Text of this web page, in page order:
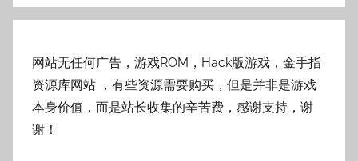
网站无任何广告，游戏ROM，Hack版游戏，金手指
资源库网站 ，有些资源需要购买，但是并非是游戏
本身价值，而是站长收集的辛苦费，感谢支持，谢
谢！